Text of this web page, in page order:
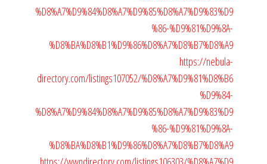
%D8%A7%D9%84%D8%A7%D9%85%D8%A7%D9%83%D9
%86-%D9%81%D9%8A-
%D8%BA%D8%B1%D9%86%D8%A7%D8%B7%D8%A9
https://nebula-
directory.com/listings107052/%D8%A7%D9%81%D8%B6
%D9%84-
%D8%A7%D9%84%D8%A7%D9%85%D8%A7%D9%83%D9
%86-%D9%81%D9%8A-
%D8%BA%D8%B1%D9%86%D8%A7%D8%B7%D8%A9